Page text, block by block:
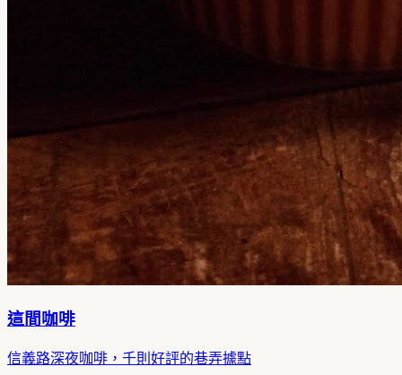
這間咖啡
信義路深夜咖啡，千則好評的巷弄據點